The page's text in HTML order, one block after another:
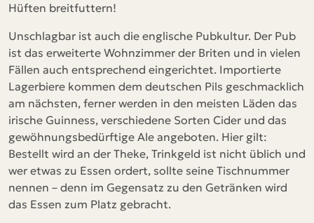
Hüften breitfuttern!
Unschlagbar ist auch die englische Pubkultur. Der Pub
ist das erweiterte Wohnzimmer der Briten und in vielen
Fällen auch entsprechend eingerichtet. Importierte
Lagerbiere kommen dem deutschen Pils geschmacklich
am nächsten, ferner werden in den meisten Läden das
irische Guinness, verschiedene Sorten Cider und das
gewöhnungsbedürftige Ale angeboten. Hier gilt:
Bestellt wird an der Theke, Trinkgeld ist nicht üblich und
wer etwas zu Essen ordert, sollte seine Tischnummer
nennen – denn im Gegensatz zu den Getränken wird
das Essen zum Platz gebracht.